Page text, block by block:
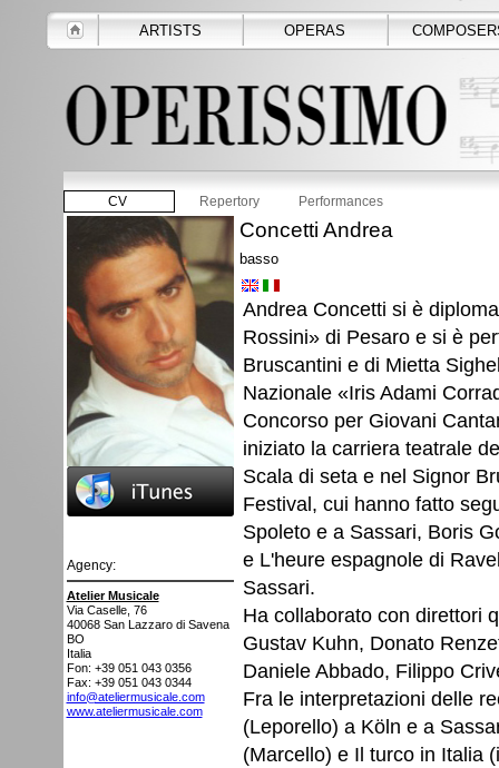
ARTISTS OPERAS
CV Repertory Performances
Agency:
Atelier Musicale
Via Caselle, 76
40068 San Lazzaro di Savena
BO
Italia
Fon: +39 051 043 0356
Fax: +39 051 043 0344
info@ateliermusicale.com
www.ateliermusicale.com
Concetti Andrea
basso
Andrea Concetti si è
Rossini» di Pesaro e si è
Bruscantini e di Mietta
Nazionale «Iris Adami
Concorso per Giovani
iniziato la carriera teatrale
Scala di seta e nel Signor
Festival, cui hanno fatto
Spoleto e a Sassari, Boris
e L'heure espagnole di
Sassari.
Ha collaborato con direttori
Gustav Kuhn, Donato
Daniele Abbado, Filippo
Fra le interpretazioni delle
(Leporello) a Köln e a
(Marcello) e Il turco in Italia